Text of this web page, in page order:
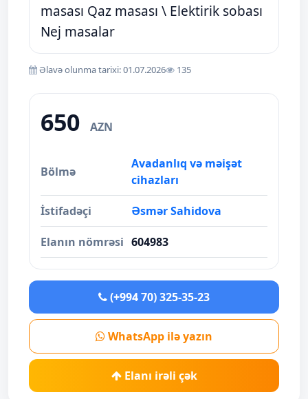
masası Qaz masası \ Elektirik sobası
Nej masalar
Əlavə olunma tarixi: 01.07.2026 135
650 AZN
Bölmə
Avadanlıq və məişət
cihazları
İstifadəçi Əsmər Sahidova
Elanın nömrəsi 604983
(+994 70) 325-35-23
WhatsApp ilə yazın
Elanı irəli çək